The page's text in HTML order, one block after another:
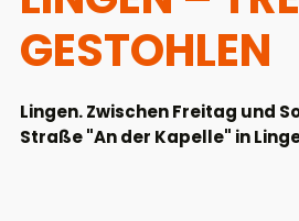
GESTOHLEN
Lingen. Zwischen Freitag und
Straße "An der Kapelle" in